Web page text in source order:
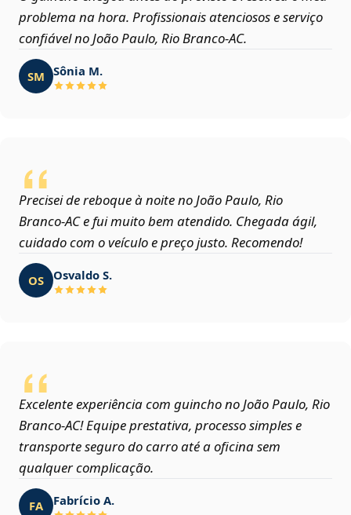
problema na hora. Profissionais atenciosos e serviço
confiável no João Paulo, Rio Branco‑AC.
SM Sônia M.
Precisei de reboque à noite no João Paulo, Rio
Branco‑AC e fui muito bem atendido. Chegada ágil,
cuidado com o veículo e preço justo. Recomendo!
OS Osvaldo S.
Excelente experiência com guincho no João Paulo, Rio
Branco‑AC! Equipe prestativa, processo simples e
transporte seguro do carro até a oficina sem
qualquer complicação.
FA Fabrício A.